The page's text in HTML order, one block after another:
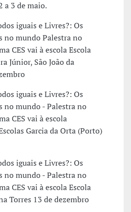
a 3 de maio.
iguais e Livres?: Os
no mundo Palestra no
CES vai à escola Escola
Júnior, São João da
iguais e Livres?: Os
no mundo - Palestra no
CES vai à escola
Garcia da Orta (Porto)
iguais e Livres?: Os
no mundo - Palestra no
CES vai à escola Escola
Torres 13 de dezembro